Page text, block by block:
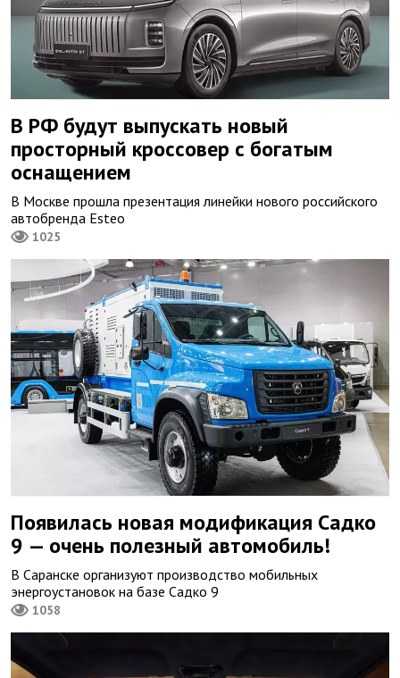
В РФ будут выпускать новый
просторный кроссовер с богатым
оснащением
В Москве прошла презентация линейки нового российского
автобренда Esteo
1025
Появилась новая модификация Садко
9 — очень полезный автомобиль!
В Саранске организуют производство мобильных
энергоустановок на базе Садко 9
1058